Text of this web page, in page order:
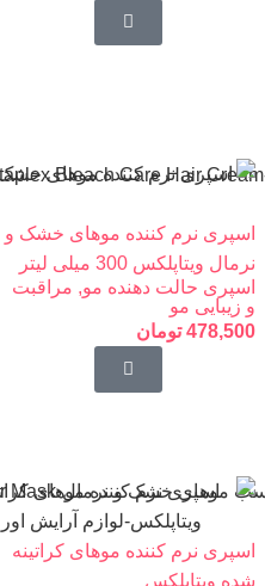
اسپری نرم کننده موهای خشک و
نرمال ویتاپلکس 300 میلی لیتر
اسپری حالت دهنده مو, مراقبت
و زیبایی مو
478,500 تومان
اسپری نرم کننده موهای کراتینه
شده ویتاپلکس